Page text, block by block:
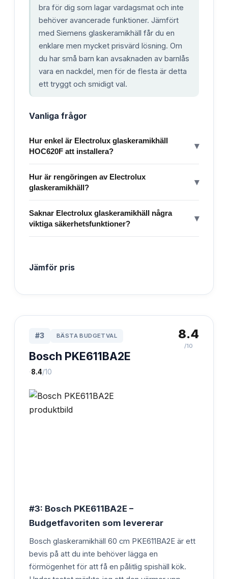
bra för dig som lagar vardagsmat och inte
behöver avancerade funktioner. Jämfört
med Siemens glaskeramikhäll får du en
enklare men mycket prisvärd lösning. Om
du har små barn kan avsaknaden av barnlås
vara en nackdel, men för de flesta är detta
ett tryggt och smidigt val.
Vanliga frågor
Hur enkel är Electrolux glaskeramikhäll
HOC620F att installera?
▾
Hur är rengöringen av Electrolux
glaskeramikhäll?
▾
Saknar Electrolux glaskeramikhäll några
viktiga säkerhetsfunktioner?
▾
Jämför pris
#3 BÄSTA BUDGETVAL
Bosch PKE611BA2E
·8.4/10
8.4
/10
#3: Bosch PKE611BA2E –
Budgetfavoriten som levererar
Bosch glaskeramikhäll 60 cm PKE611BA2E är ett
bevis på att du inte behöver lägga en
förmögenhet för att få en pålitlig spishäll kök.